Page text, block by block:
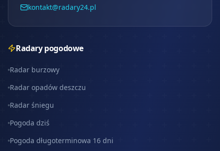
kontakt@radary24.pl
Radary pogodowe
Radar burzowy
Radar opadów deszczu
Radar śniegu
Pogoda dziś
Pogoda długoterminowa 16 dni